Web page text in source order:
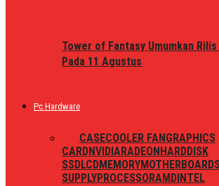
Tower of Fantasy Umumkan Rilis
Pada 11 Agustus
Pc Hardware
CASECOOLER FAN GRAPHICS
CARDNVIDIARADEON HARDDISK
SSDLCDMEMORY
SUPPLYPROCESSORAMD INTEL